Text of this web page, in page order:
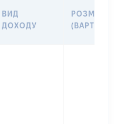
ВИД
ДОХОДУ
РОЗМІР
(ВАРТІСТЬ)